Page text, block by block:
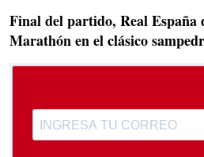
Final del partido, Real España
Marathón en el clásico